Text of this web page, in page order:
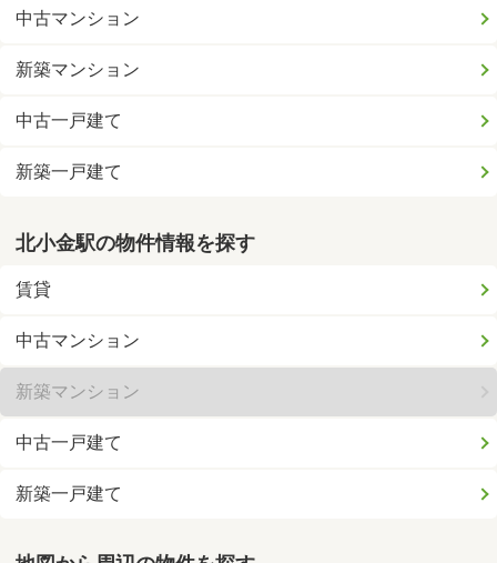
中古マンション
新築マンション
中古一戸建て
新築一戸建て
北小金駅の物件情報を探す
賃貸
中古マンション
新築マンション
中古一戸建て
新築一戸建て